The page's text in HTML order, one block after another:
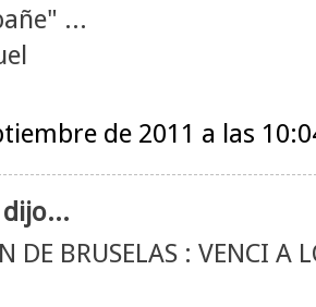
...
de 2011 a las
DE BRUSELAS : VENCI A